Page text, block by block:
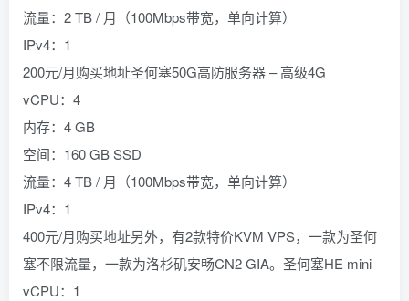
流量：2 TB / 月（100Mbps带宽，单向计算）
IPv4：1
200元/月购买地址圣何塞50G高防服务器 – 高级4G
vCPU：4
内存：4 GB
空间：160 GB SSD
流量：4 TB / 月（100Mbps带宽，单向计算）
IPv4：1
400元/月购买地址另外，有2款特价KVM VPS，一款为圣何
塞不限流量，一款为洛杉矶安畅CN2 GIA。圣何塞HE mini
vCPU：1